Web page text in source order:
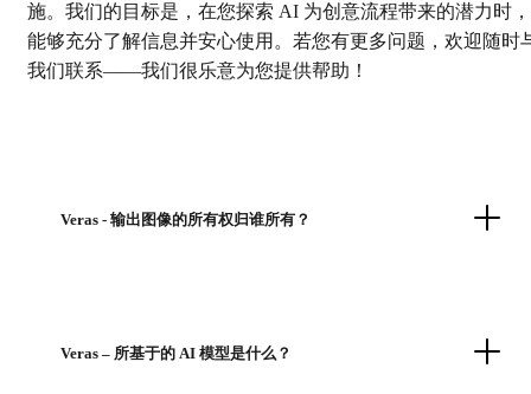
施。我们的目标是，在您探索 AI 为创意流程带来的潜力时，
能够充分了解信息并安心使用。若您有更多问题，欢迎随时
我们联系——我们很乐意为您提供帮助！
Veras - 输出图像的所有权归谁所有？
Veras – 所基于的 AI 模型是什么？